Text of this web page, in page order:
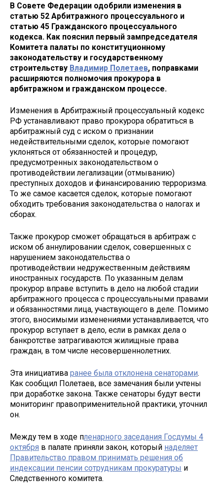
В Совете Федерации одобрили изменения в
статью 52 Арбитражного процессуального и
статью 45 Гражданского процессуального
кодекса. Как пояснил первый зампредседателя
Комитета палаты по конституционному
законодательству и государственному
строительству Владимир Полетаев, поправками
расширяются полномочия прокурора в
арбитражном и гражданском процессе.
Изменения в Арбитражный процессуальный кодекс
РФ устанавливают право прокурора обратиться в
арбитражный суд с иском о признании
недействительными сделок, которые помогают
уклоняться от обязанностей и процедур,
предусмотренных законодательством о
противодействии легализации (отмыванию)
преступных доходов и финансированию терроризма.
То же самое касается сделок, которые помогают
обходить требования законодательства о налогах и
сборах.
Также прокурор сможет обращаться в арбитраж с
иском об аннулировании сделок, совершенных с
нарушением законодательства о
противодействии недружественным действиям
иностранных государств. По указанным делам
прокурор вправе вступить в дело на любой стадии
арбитражного процесса с процессуальными правами
и обязанностями лица, участвующего в деле. Помимо
этого, вносимыми изменениями устанавливается, что
прокурор вступает в дело, если в рамках дела о
банкротстве затрагиваются жилищные права
граждан, в том числе несовершеннолетних.
Эта инициатива ранее была отклонена сенаторами.
Как сообщил Полетаев, все замечания были учтены
при доработке закона. Также сенаторы будут вести
мониторинг правоприменительной практики, уточнил
он.
Между тем в ходе пленарного заседания Госдумы 4
октября в палате приняли закон, который наделяет
Правительство правом принимать решения об
индексации пенсии сотрудникам прокуратуры и
Следственного комитета.